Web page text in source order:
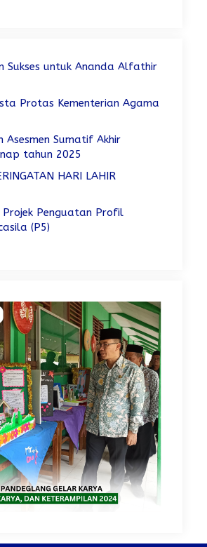
Sukses untuk Ananda Alfathir
Protas Kementerian Agama
Asesmen Sumatif Akhir
tahun 2025
HARI LAHIR
Penguatan Profil
(P5)